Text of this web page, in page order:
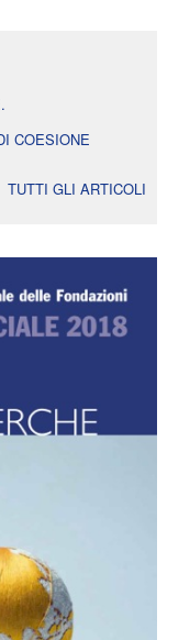
COESIONE
TUTTI GLI ARTICOLI